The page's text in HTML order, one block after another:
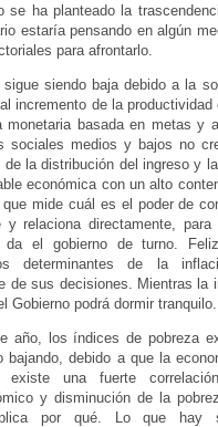
se ha planteado la
estaría pensando en algún
para afrontarlo.
siendo baja debido a la
incremento de la productividad
monetaria basada en metas y
sociales medios y bajos no
de la distribución del ingreso y
económica con un alto
mide cuál es el poder de
y relaciona directamente, para
da el gobierno de turno.
determinantes de la
de sus decisiones. Mientras la
Gobierno podrá dormir tranquilo.
año, los índices de pobreza
bajando, debido a que la
existe una fuerte
y disminución de la
por qué. Lo que hay